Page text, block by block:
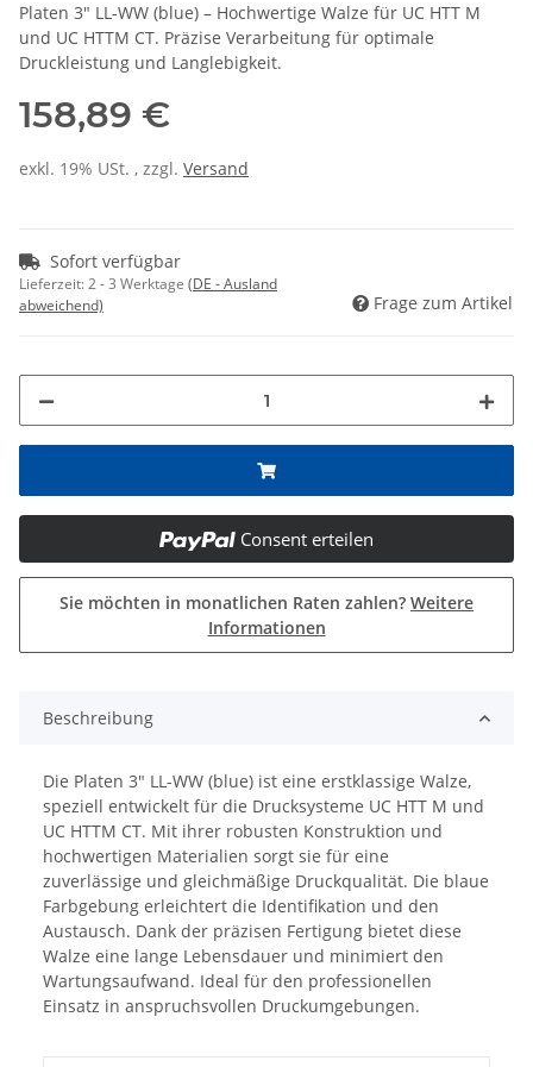
Platen 3" LL-WW (blue) – Hochwertige Walze für UC HTT M
und UC HTTM CT. Präzise Verarbeitung für optimale
Druckleistung und Langlebigkeit.
158,89 €
exkl. 19% USt. , zzgl. Versand
Sofort verfügbar
Lieferzeit:2 - 3 Werktage (DE - Ausland
abweichend)
Frage zum Artikel
Consent erteilen
Sie möchten in monatlichen Raten zahlen? Weitere
Informationen
Beschreibung
Die Platen 3" LL-WW (blue) ist eine erstklassige Walze,
speziell entwickelt für die Drucksysteme UC HTT M und
UC HTTM CT. Mit ihrer robusten Konstruktion und
hochwertigen Materialien sorgt sie für eine
zuverlässige und gleichmäßige Druckqualität. Die blaue
Farbgebung erleichtert die Identifikation und den
Austausch. Dank der präzisen Fertigung bietet diese
Walze eine lange Lebensdauer und minimiert den
Wartungsaufwand. Ideal für den professionellen
Einsatz in anspruchsvollen Druckumgebungen.